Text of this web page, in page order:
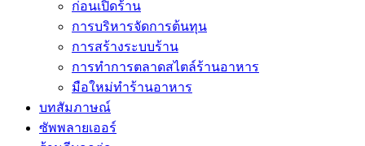
ก่อนเปิดร้าน
การบริหารจัดการต้นทุน
การสร้างระบบร้าน
การทำการตลาดสไตล์ร้านอาหาร
มือใหม่ทำร้านอาหาร
บทสัมภาษณ์
ซัพพลายเออร์